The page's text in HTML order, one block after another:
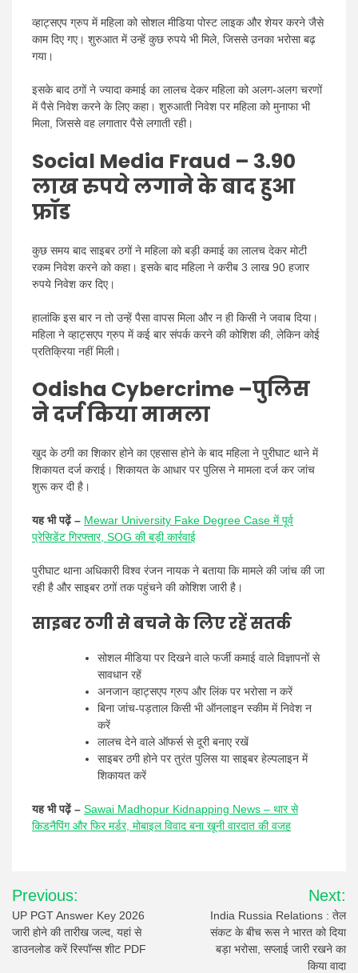
व्हाट्सएप ग्रुप में महिला को सोशल मीडिया पोस्ट लाइक और शेयर करने जैसे
काम दिए गए। शुरुआत में उन्हें कुछ रुपये भी मिले, जिससे उनका भरोसा बढ़
गया।
इसके बाद ठगों ने ज्यादा कमाई का लालच देकर महिला को अलग-अलग चरणों
में पैसे निवेश करने के लिए कहा। शुरुआती निवेश पर महिला को मुनाफा भी
मिला, जिससे वह लगातार पैसे लगाती रही।
Social Media Fraud – 3.90
लाख रुपये लगाने के बाद हुआ
फ्रॉड
कुछ समय बाद साइबर ठगों ने महिला को बड़ी कमाई का लालच देकर मोटी
रकम निवेश करने को कहा। इसके बाद महिला ने करीब 3 लाख 90 हजार
रुपये निवेश कर दिए।
हालांकि इस बार न तो उन्हें पैसा वापस मिला और न ही किसी ने जवाब दिया।
महिला ने व्हाट्सएप ग्रुप में कई बार संपर्क करने की कोशिश की, लेकिन कोई
प्रतिक्रिया नहीं मिली।
Odisha Cybercrime –पुलिस
ने दर्ज किया मामला
खुद के ठगी का शिकार होने का एहसास होने के बाद महिला ने पुरीघाट थाने में
शिकायत दर्ज कराई। शिकायत के आधार पर पुलिस ने मामला दर्ज कर जांच
शुरू कर दी है।
यह भी पढ़ें – Mewar University Fake Degree Case में पूर्व
प्रेसिडेंट गिरफ्तार, SOG की बड़ी कार्रवाई
पुरीघाट थाना अधिकारी विश्व रंजन नायक ने बताया कि मामले की जांच की जा
रही है और साइबर ठगों तक पहुंचने की कोशिश जारी है।
साइबर ठगी से बचने के लिए रहें सतर्क
सोशल मीडिया पर दिखने वाले फर्जी कमाई वाले विज्ञापनों से
सावधान रहें
अनजान व्हाट्सएप ग्रुप और लिंक पर भरोसा न करें
बिना जांच-पड़ताल किसी भी ऑनलाइन स्कीम में निवेश न
करें
लालच देने वाले ऑफर्स से दूरी बनाए रखें
साइबर ठगी होने पर तुरंत पुलिस या साइबर हेल्पलाइन में
शिकायत करें
यह भी पढ़ें – Sawai Madhopur Kidnapping News – थार से
किडनैपिंग और फिर मर्डर, मोबाइल विवाद बना खूनी वारदात की वजह
Post
navigation
Previous:
UP PGT Answer Key 2026
जारी होने की तारीख जल्द, यहां से
डाउनलोड करें रिस्पॉन्स शीट PDF
Next:
India Russia Relations : तेल
संकट के बीच रूस ने भारत को दिया
बड़ा भरोसा, सप्लाई जारी रखने का
किया वादा